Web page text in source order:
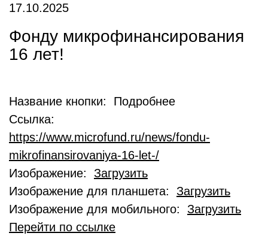
17.10.2025
Фонду микрофинансирования
16 лет!
Название кнопки: Подробнее
Ссылка:
https://www.microfund.ru/news/fondu-
mikrofinansirovaniya-16-let-/
Изображение: Загрузить
Изображение для планшета: Загрузить
Изображение для мобильного: Загрузить
Перейти по ссылке